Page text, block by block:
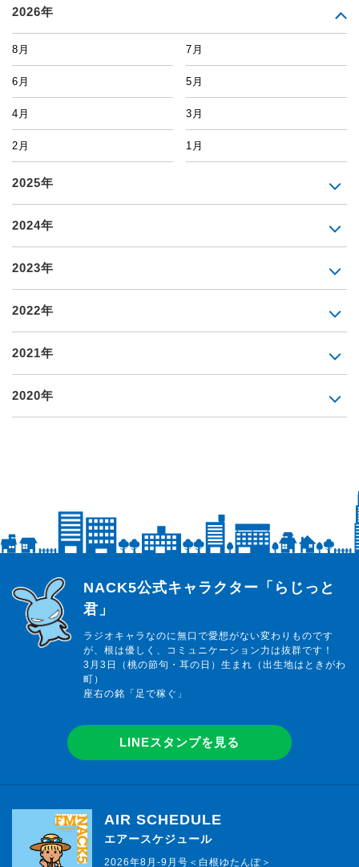
2026年
8月 7月
6月 5月
4月 3月
2月 1月
2025年
2024年
2023年
2022年
2021年
2020年
らじっと君
NACK5公式キャラクター「らじっと
君」
ラジオキャラなのに無口で愛想がない変わりものです
が、根は優しく、コミュニケーション力は抜群です！
3月3日（桃の節句・耳の日）生まれ（出生地はときがわ
町）
座右の銘「足で稼ぐ」
LINEスタンプを見る
AIR SCHEDULE
エアースケジュール
2026年8月-9月号＜白根ゆたんぽ＞